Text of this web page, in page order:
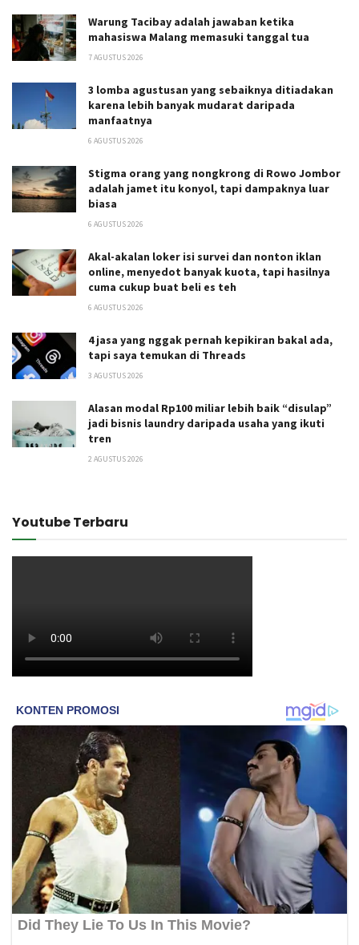
Warung Tacibay adalah jawaban ketika
mahasiswa Malang memasuki tanggal tua
7 AGUSTUS 2026
3 lomba agustusan yang sebaiknya ditiadakan
karena lebih banyak mudarat daripada
manfaatnya
6 AGUSTUS 2026
Stigma orang yang nongkrong di Rowo Jombor
adalah jamet itu konyol, tapi dampaknya luar
biasa
6 AGUSTUS 2026
Akal-akalan loker isi survei dan nonton iklan
online, menyedot banyak kuota, tapi hasilnya
cuma cukup buat beli es teh
6 AGUSTUS 2026
4 jasa yang nggak pernah kepikiran bakal ada,
tapi saya temukan di Threads
3 AGUSTUS 2026
Alasan modal Rp100 miliar lebih baik “disulap”
jadi bisnis laundry daripada usaha yang ikuti
tren
2 AGUSTUS 2026
Youtube Terbaru